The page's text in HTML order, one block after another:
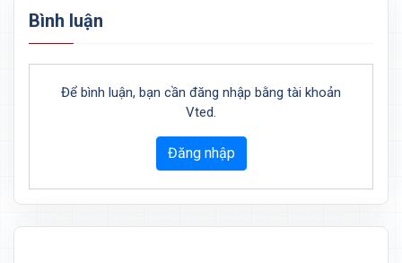
Bình luận
Để bình luận, bạn cần đăng nhập bằng tài khoản
Vted.
Đăng nhập